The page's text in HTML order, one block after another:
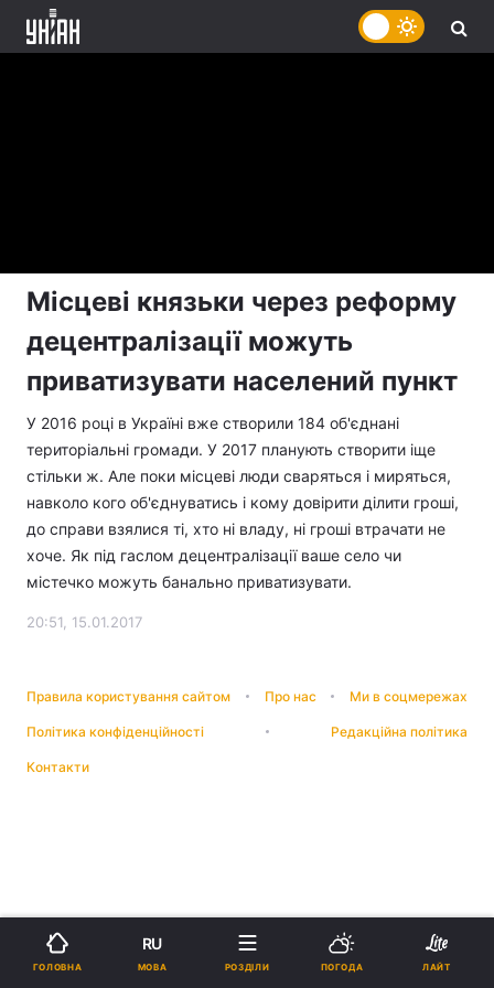
Місцеві князьки через реформу
децентралізації можуть
приватизувати населений пункт
У 2016 році в Україні вже створили 184 об'єднані
територіальні громади. У 2017 планують створити іще
стільки ж. Але поки місцеві люди сваряться і миряться,
навколо кого об'єднуватись і кому довірити ділити гроші,
до справи взялися ті, хто ні владу, ні гроші втрачати не
хоче. Як під гаслом децентралізації ваше село чи
містечко можуть банально приватизувати.
20:51, 15.01.2017
Правила користування сайтом Про нас Ми в соцмережах
Політика конфіденційності Редакційна політика
Контакти
ГОЛОВНА
RU
МОВА РОЗДІЛИ ПОГОДА ЛАЙТ